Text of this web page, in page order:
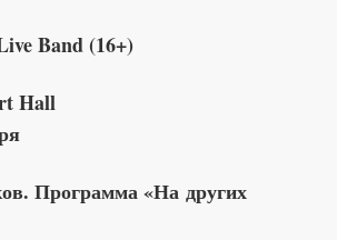
Band (16+)
Hall
Программа «На других